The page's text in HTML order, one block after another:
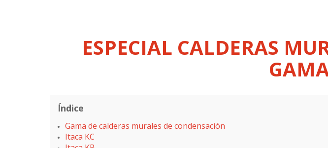
ESPECIAL CALDERAS
Índice
Gama de calderas murales de condensación
Itaca KC